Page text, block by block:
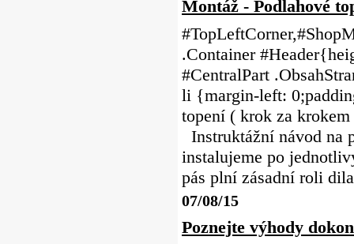
Montáž - Podlahové
.Container
#CentralPart
li {margin-left:
topení ( krok za
Instruktážní návod na
instalujeme po
pás plní zásadní roli
07/08/15
Poznejte výhody